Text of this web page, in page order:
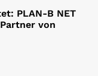
PLAN-B NET
von